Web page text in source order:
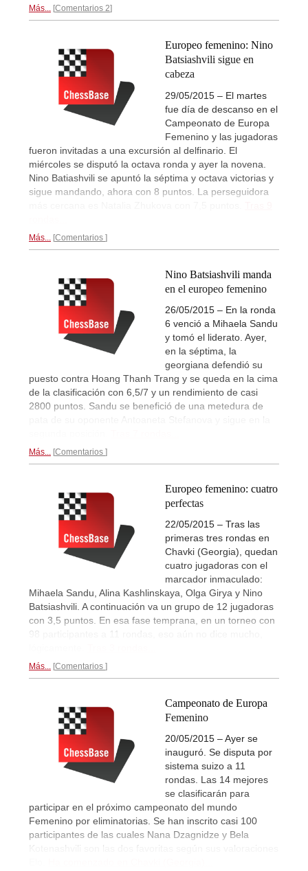
Más... Comentarios 2
Europeo femenino: Nino
Batsiashvili sigue en
cabeza
29/05/2015 – El martes
fue día de descanso en el
Campeonato de Europa
Femenino y las jugadoras
fueron invitadas a una excursión al delfinario. El
miércoles se disputó la octava ronda y ayer la novena.
Nino Batiashvili se apuntó la séptima y octava victorias y
sigue mandando, ahora con 8 puntos. La perseguidora
Más... Comentarios
Nino Batsiashvili manda
en el europeo femenino
26/05/2015 – En la ronda
6 venció a Mihaela Sandu
y tomó el liderato. Ayer,
en la séptima, la
georgiana defendió su
puesto contra Hoang Thanh Trang y se queda en la cima
de la clasificación con 6,5/7 y un rendimiento de casi
2800 puntos. Sandu se benefició de una metedura de
pata de su oponente Antoaneta Stefanova y sigue en la
Más... Comentarios
Europeo femenino: cuatro
perfectas
22/05/2015 – Tras las
primeras tres rondas en
Chavki (Georgia), quedan
cuatro jugadoras con el
marcador inmaculado:
Mihaela Sandu, Alina Kashlinskaya, Olga Girya y Nino
Batsiashvili. A continuación va un grupo de 12 jugadoras
con 3,5 puntos. En esa fase temprana, en un torneo con
98 participantes a 11 rondas, eso aún no dice mucho,
Más... Comentarios
Campeonato de Europa
Femenino
20/05/2015 – Ayer se
inauguró. Se disputa por
sistema suizo a 11
rondas. Las 14 mejores
se clasificarán para
participar en el próximo campeonato del mundo
Femenino por eliminatorias. Se han inscrito casi 100
participantes de las cuales Nana Dzagnidze y Bela
Kotenashvili son las dos favoritas según sus valoraciones